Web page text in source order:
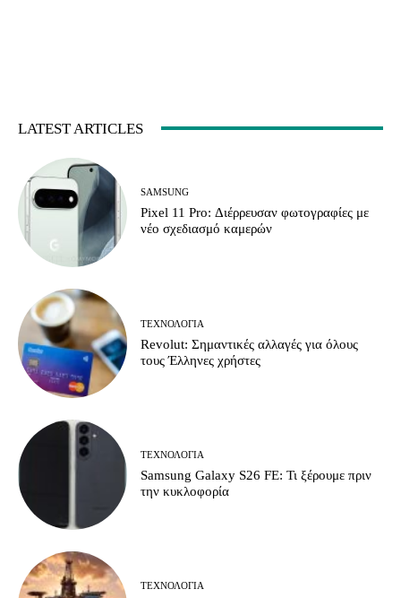
LATEST ARTICLES
SAMSUNG
Pixel 11 Pro: Διέρρευσαν φωτογραφίες με
νέο σχεδιασμό καμερών
ΤΕΧΝΟΛΟΓΊΑ
Revolut: Σημαντικές αλλαγές για όλους
τους Έλληνες χρήστες
ΤΕΧΝΟΛΟΓΊΑ
Samsung Galaxy S26 FE: Τι ξέρουμε πριν
την κυκλοφορία
ΤΕΧΝΟΛΟΓΊΑ